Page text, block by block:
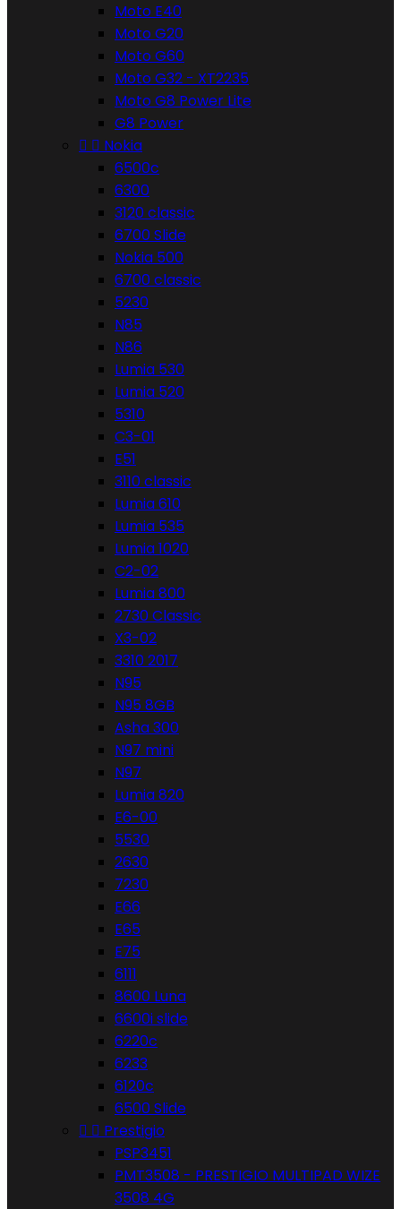
Moto E40
Moto G20
Moto G60
Moto G32 - XT2235
Moto G8 Power Lite
G8 Power
  Nokia
6500c
6300
3120 classic
6700 Slide
Nokia 500
6700 classic
5230
N85
N86
Lumia 530
Lumia 520
5310
C3-01
E51
3110 classic
Lumia 610
Lumia 535
Lumia 1020
C2-02
Lumia 800
2730 Classic
X3-02
3310 2017
N95
N95 8GB
Asha 300
N97 mini
N97
Lumia 820
E6-00
5530
2630
7230
E66
E65
E75
6111
8600 Luna
6600i slide
6220c
6233
6120c
6500 Slide
  Prestigio
PSP3451
PMT3508 - PRESTIGIO MULTIPAD WIZE
3508 4G